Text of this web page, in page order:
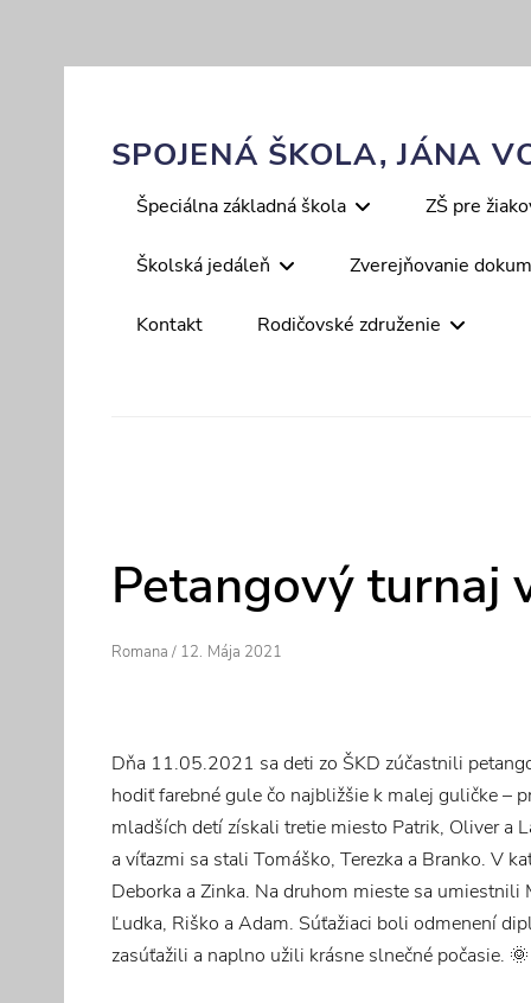
contentSPOJENÁ ŠKOLA, JÁNA
Primary
Špeciálna základná škola ZŠ pre
Školská jedáleň Zverejňovanie
Kontakt Rodičovské združenie
Petangový turnaj
Author
Romana / Posted
12. Mája 2021
Dňa 11.05.2021 sa deti zo ŠKD zúčastnili
hodiť farebné gule čo najbližšie k malej guličke –
mladších detí získali tretie miesto Patrik, Oliver a
a víťazmi sa stali Tomáško, Terezka a Branko. V
Deborka a Zinka. Na druhom mieste sa umiestnili
Ľudka, Riško a Adam. Súťažiaci boli odmenení
zasúťažili a naplno užili krásne slnečné počasie. 🌞